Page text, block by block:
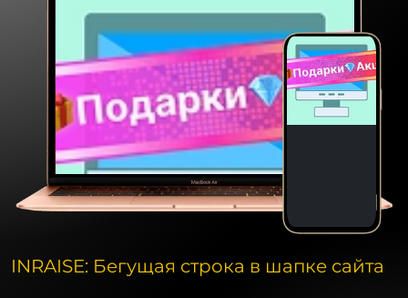
INRAISE: Бегущая строка в шапке сайта